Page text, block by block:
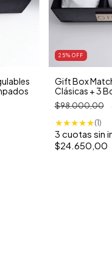
25% OFF
Gift Box
Clásicas + 3
$98.000,00
★★★★★(1)
3 cuotas sin
$24.650,00